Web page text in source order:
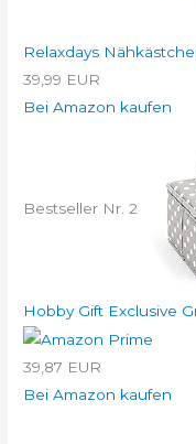
Relaxdays
39,99 EUR
Bei Amazon kaufen
Bestseller Nr. 2
Hobby Gift Exclusive
39,87 EUR
Bei Amazon kaufen